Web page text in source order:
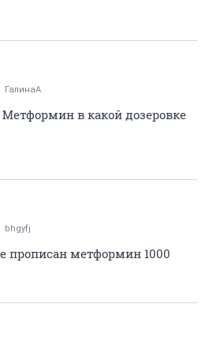
ГалинаА
в какой дозеровке
bhgyfj
прописан метформин 1000